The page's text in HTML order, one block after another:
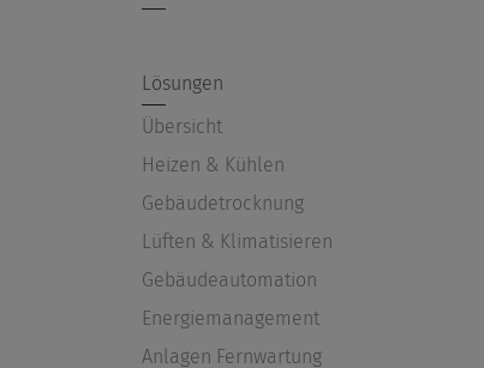
Lösungen
Übersicht
Heizen & Kühlen
Gebäudetrocknung
Lüften & Klimatisieren
Gebäudeautomation
Energiemanagement
Anlagen Fernwartung